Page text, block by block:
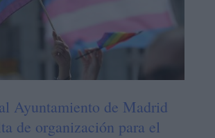
Ayuntamiento de Madrid
de organización para el